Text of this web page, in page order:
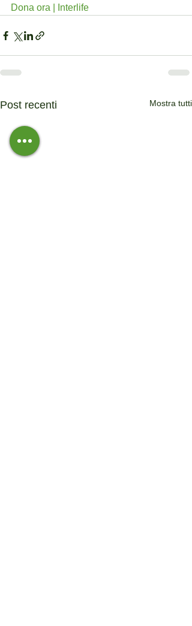
Dona ora | Interlife
Post recenti Mostra tutti